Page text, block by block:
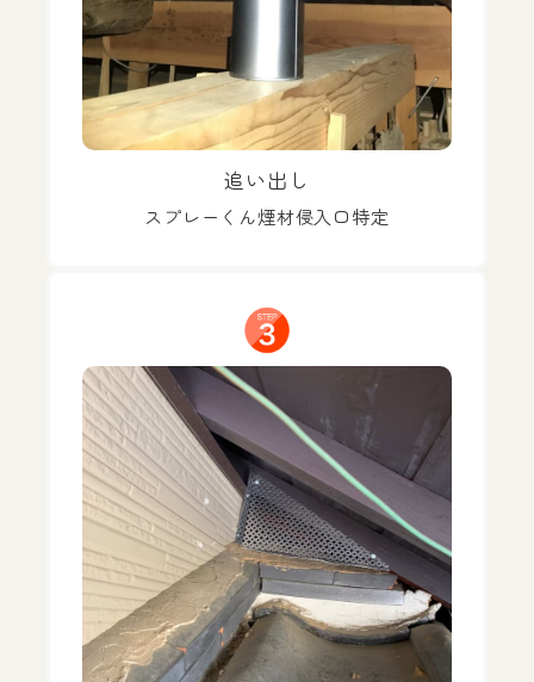
追い出し
スプレーくん煙材侵入口特定